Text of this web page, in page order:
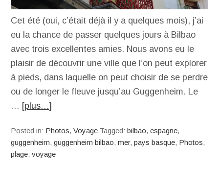
Cet été (oui, c’était déjà il y a quelques mois), j’ai
eu la chance de passer quelques jours à Bilbao
avec trois excellentes amies. Nous avons eu le
plaisir de découvrir une ville que l’on peut explorer
à pieds, dans laquelle on peut choisir de se perdre
ou de longer le fleuve jusqu’au Guggenheim. Le
… [plus…]
Posted in: Photos,Voyage Tagged:bilbao,espagne,
guggenheim,guggenheim bilbao,mer,pays basque, Photos,
plage,voyage